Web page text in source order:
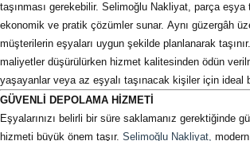
taşınması gerekebilir. Selimoğlu Nakliyat, parça eşya
ekonomik ve pratik çözümler sunar. Aynı güzergâh
müşterilerin eşyaları uygun şekilde planlanarak
maliyetler düşürülürken hizmet kalitesinden ödün
yaşayanlar veya az eşyalı taşınacak kişiler için ideal
GÜVENLİ DEPOLAMA HİZMETİ
Eşyalarınızı belirli bir süre saklamanız gerektiğinde
hizmeti büyük önem taşır. Selimoğlu Nakliyat,